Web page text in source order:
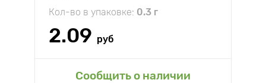
Кол-во в упаковке: 0.3 г
2.09 руб
Сообщить о наличии